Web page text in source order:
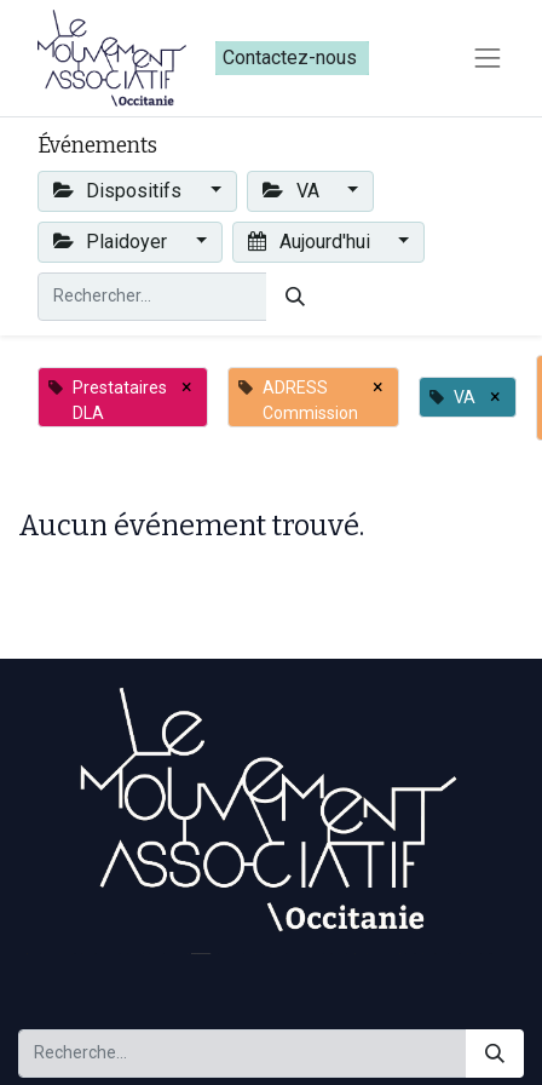
Contactez-nous​​
Événements
Dispositifs VA
Plaidoyer Aujourd'hui
Prestataires
DLA
×
ADRESS
Commission
× VA ×
Aucun événement trouvé.